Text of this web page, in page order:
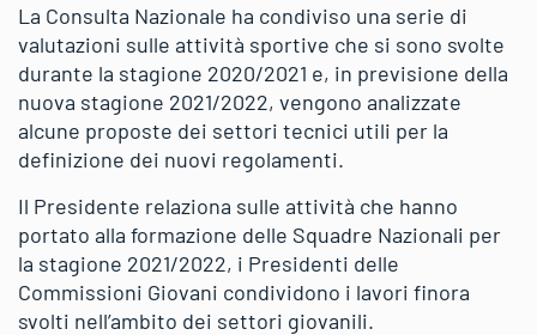
La Consulta Nazionale ha condiviso una serie di
valutazioni sulle attività sportive che si sono svolte
durante la stagione 2020/2021 e, in previsione della
nuova stagione 2021/2022, vengono analizzate
alcune proposte dei settori tecnici utili per la
definizione dei nuovi regolamenti.
Il Presidente relaziona sulle attività che hanno
portato alla formazione delle Squadre Nazionali per
la stagione 2021/2022, i Presidenti delle
Commissioni Giovani condividono i lavori finora
svolti nell’ambito dei settori giovanili.